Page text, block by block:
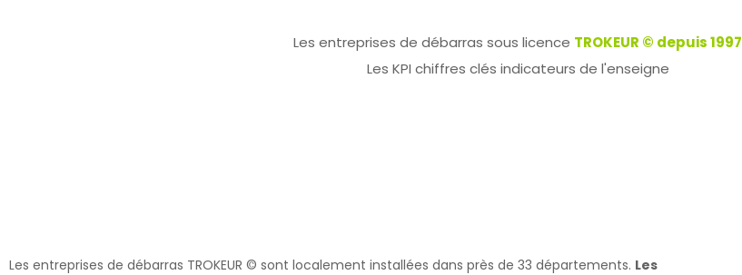
Les entreprises de débarras sous licence TROKEUR © depuis 1997
Les KPI chiffres clés indicateurs de l'enseigne
Les entreprises de débarras TROKEUR © sont localement installées dans près de 33 départements. Les